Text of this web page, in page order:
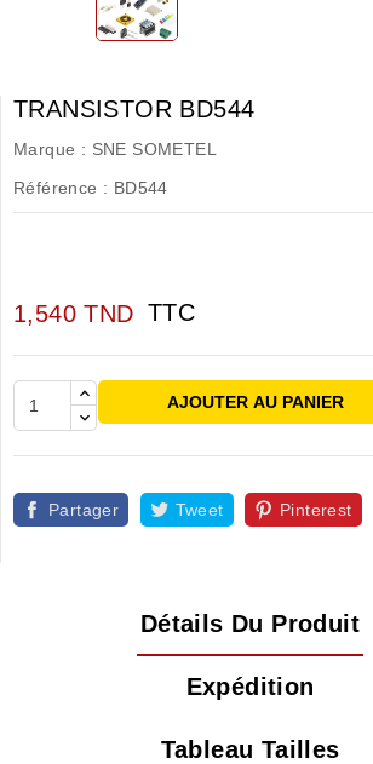
TRANSISTOR BD544
Marque : SNE SOMETEL
Référence : BD544
1,540 TND TTC
AJOUTER AU PANIER
Partager Tweet Pinterest
Détails Du Produit
Expédition
Tableau Tailles